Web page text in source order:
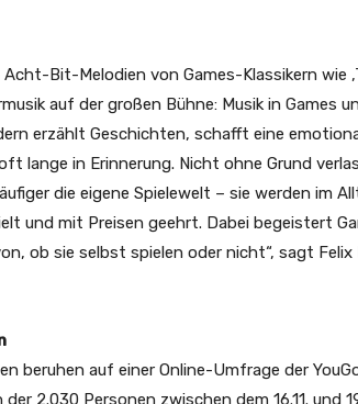
Bit-Melodien von Games-Klassikern wie
auf der großen Bühne: Musik in Games
erzählt Geschichten, schafft eine
lange in Erinnerung. Nicht ohne Grund
die eigene Spielewelt – sie werden im
und mit Preisen geehrt. Dabei begeistert
ob sie selbst spielen oder nicht“, sagt
beruhen auf einer Online-Umfrage der
2.030 Personen zwischen dem 16.11. und